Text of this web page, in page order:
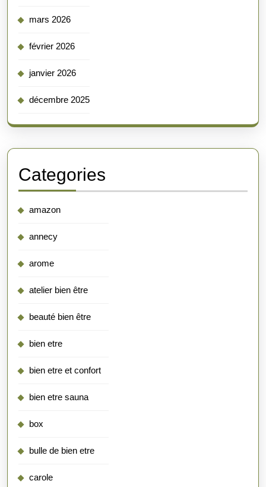
mars 2026
février 2026
janvier 2026
décembre 2025
Categories
amazon
annecy
arome
atelier bien être
beauté bien être
bien etre
bien etre et confort
bien etre sauna
box
bulle de bien etre
carole